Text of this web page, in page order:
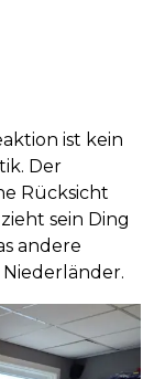
ist kein
Der
Rücksicht
sein Ding
andere